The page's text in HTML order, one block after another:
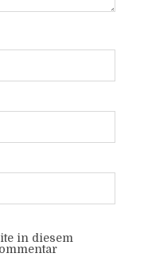
in diesem